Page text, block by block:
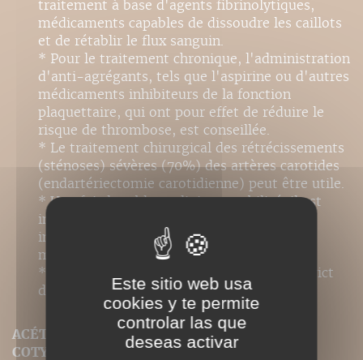
traitement à base d'agents fibrinolytiques,
médicaments capables de dissoudre les caillots
et de rétablir le flux sanguin.
* Pour le traitement chronique, l'administration
d'anti-agrégants, tels que l'aspirine ou d'autres
médicaments inhibiteurs de la fonction
plaquettaire, qui ont pour effet de réduire le
risque de thrombose, est conseillée.
* Le traitement chirurgical des rétrécissements
(sténoses) sévères (70%) des artères carotides
(endartériectomie carotidienne) peut être utile.
* Une fois le tableau clinique stabilisé, il est
indispensable d'entamer une réhabilitation
intensive dont le but est de réduire au
maximum les pertes fonctionnelles.
* Il est essentiel d'effectuer un contrôle strict
des facteurs de risque vasculaire.
ACÉTABULUM (OU CAVITÉ COTYLOÏDE, OU
COTYLE)
Este sitio web usa
cookies y te permite
controlar las que
deseas activar